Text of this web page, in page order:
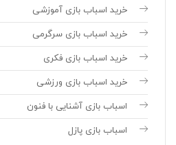
خرید اسباب بازی آموزشی
خرید اسباب بازی سرگرمی
خرید اسباب بازی فکری
خرید اسباب بازی ورزشی
اسباب بازی آشنایی با فنون
اسباب بازی پازل